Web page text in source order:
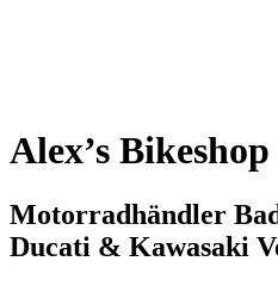
Alex’s Bikeshop
Motorradhändler
Ducati & Kawasaki